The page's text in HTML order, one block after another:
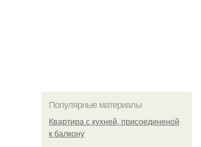
Популярные материалы
Квартира с кухней, присоединеной
к балкону